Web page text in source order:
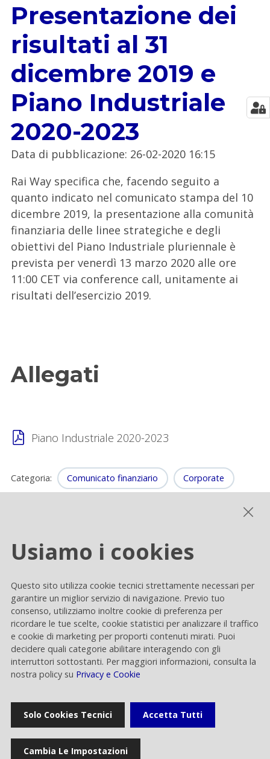
Presentazione dei
risultati al 31
dicembre 2019 e
Piano Industriale
2020-2023
Data di pubblicazione: 26-02-2020 16:15
Rai Way specifica che, facendo seguito a
quanto indicato nel comunicato stampa del 10
dicembre 2019, la presentazione alla comunità
finanziaria delle linee strategiche e degli
obiettivi del Piano Industriale pluriennale è
prevista per venerdì 13 marzo 2020 alle ore
11:00 CET via conference call, unitamente ai
risultati dell’esercizio 2019.
Allegati
Piano Industriale 2020-2023
Categoria: Comunicato finanziario Corporate
Comunicati stampa
News
Eventi
Gallery multimediale
Usiamo i cookies
Questo sito utilizza cookie tecnici strettamente necessari per
garantire un miglior servizio di navigazione. Previo tuo
consenso, utilizziamo inoltre cookie di preferenza per
ricordare le tue scelte, cookie statistici per analizzare il traffico
e cookie di marketing per proporti contenuti mirati. Puoi
decidere quali categorie abilitare interagendo con gli
interruttori sottostanti. Per maggiori informazioni, consulta la
nostra policy su Privacy e Cookie
Solo Cookies Tecnici Accetta Tutti
Cambia Le Impostazioni